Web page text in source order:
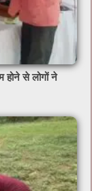
होने से लोगों ने